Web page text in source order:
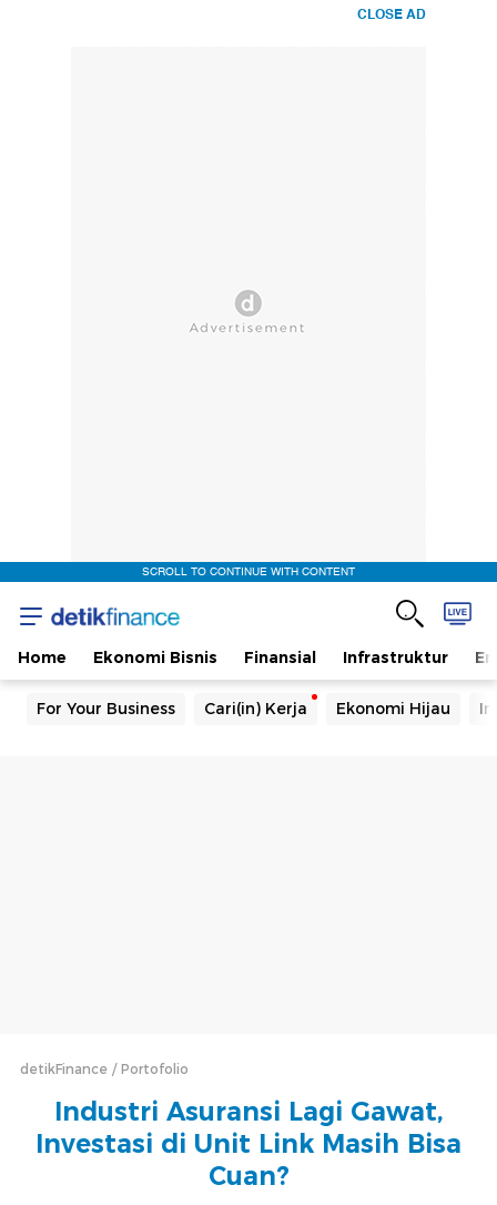
CLOSE AD
SCROLL TO CONTINUE WITH CONTENT
Home Ekonomi Bisnis Finansial Infrastruktur
For Your Business Cari(in) Kerja Ekonomi Hijau
detikFinance Portofolio
Industri Asuransi Lagi Gawat,
Investasi di Unit Link Masih Bisa
Cuan?